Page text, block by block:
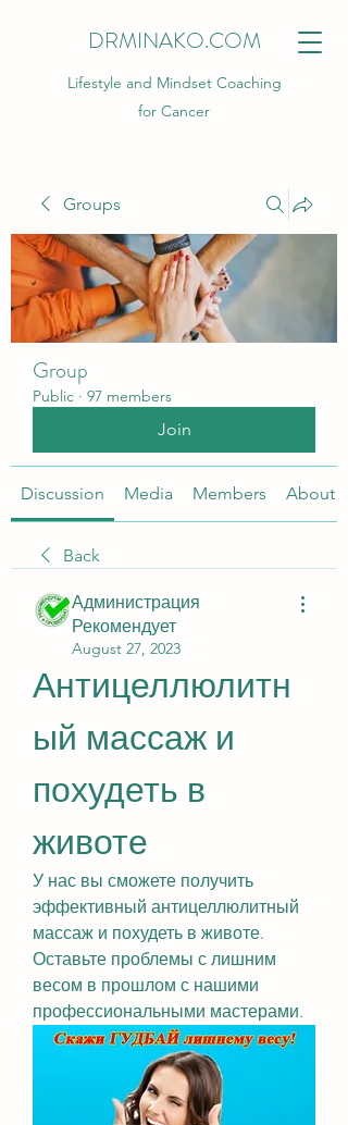
DRMINAKO.COM
Lifestyle and Mindset Coaching
for Cancer
Groups
Group
Public · 97 members
Join
Discussion Media Members About
Back
Администрация
Рекомендует
August 27, 2023
Антицеллюлитн
ый массаж и
похудеть в
животе
У нас вы сможете получить
эффективный антицеллюлитный
массаж и похудеть в животе.
Оставьте проблемы с лишним
весом в прошлом с нашими
профессиональными мастерами.